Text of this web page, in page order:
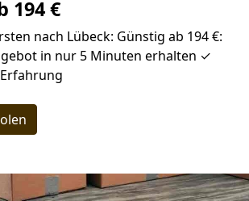
194 €
nach Lübeck: Günstig ab 194 €:
in nur 5 Minuten erhalten ✓